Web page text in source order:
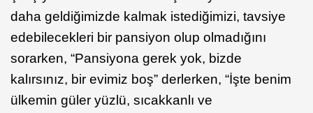
daha geldiğimizde kalmak istediğimizi, tavsiye
edebilecekleri bir pansiyon olup olmadığını
sorarken, “Pansiyona gerek yok, bizde
kalırsınız, bir evimiz boş” derlerken, “İşte benim
ülkemin güler yüzlü, sıcakkanlı ve